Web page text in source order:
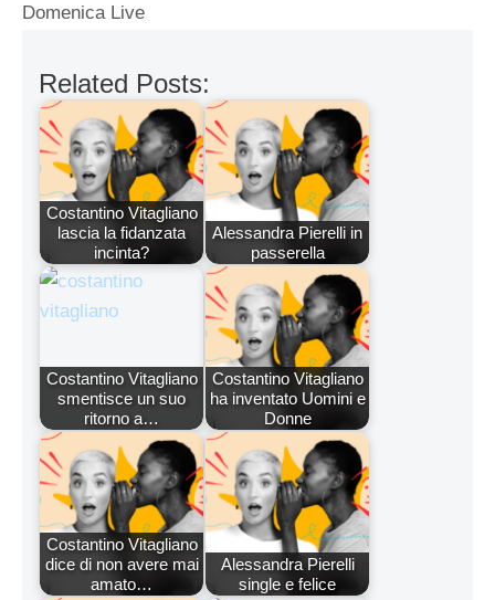
Domenica Live
Related Posts:
Costantino Vitagliano
lascia la fidanzata
incinta?
Alessandra Pierelli in
passerella
Costantino Vitagliano
smentisce un suo
ritorno a…
Costantino Vitagliano
ha inventato Uomini e
Donne
Costantino Vitagliano
dice di non avere mai
amato…
Alessandra Pierelli
single e felice